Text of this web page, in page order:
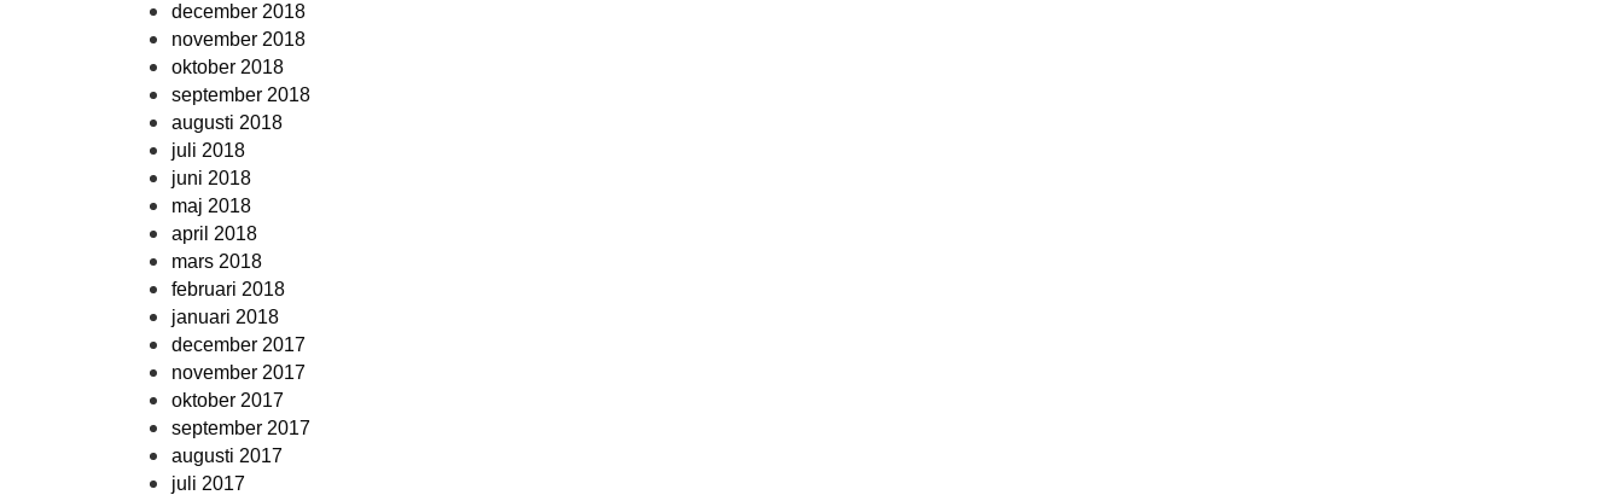
december 2018
november 2018
oktober 2018
september 2018
augusti 2018
juli 2018
juni 2018
maj 2018
april 2018
mars 2018
februari 2018
januari 2018
december 2017
november 2017
oktober 2017
september 2017
augusti 2017
juli 2017